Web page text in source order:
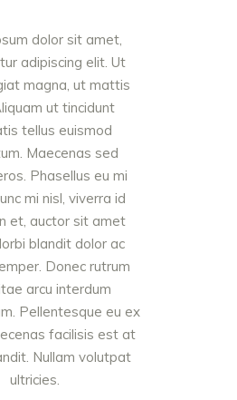
dolor sit amet,
adipiscing elit. Ut
magna, ut mattis
ut tincidunt
tellus euismod
Maecenas sed
Phasellus eu mi
mi nisl, viverra id
et, auctor sit amet
blandit dolor ac
Donec rutrum
arcu interdum
Pellentesque eu ex
facilisis est at
Nullam volutpat
ultricies.